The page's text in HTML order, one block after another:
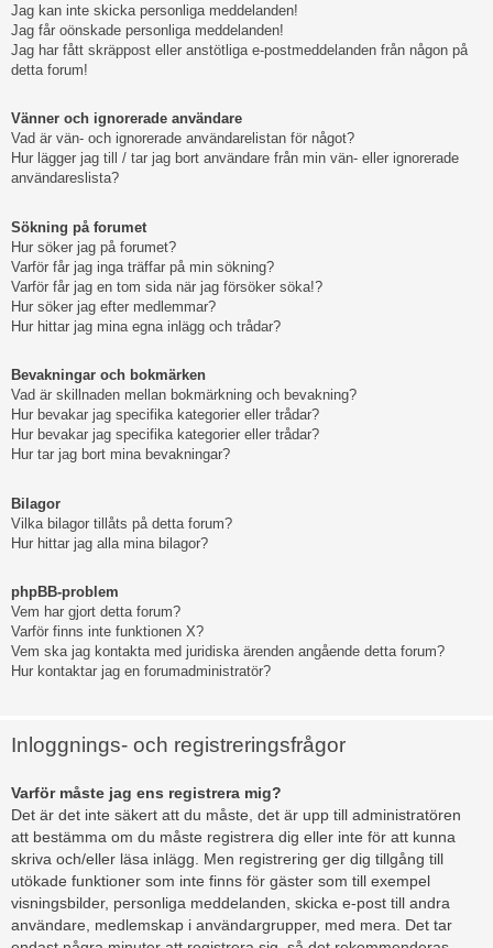
Jag kan inte skicka personliga meddelanden!
Jag får oönskade personliga meddelanden!
Jag har fått skräppost eller anstötliga e-postmeddelanden från någon på
detta forum!
Vänner och ignorerade användare
Vad är vän- och ignorerade användarelistan för något?
Hur lägger jag till / tar jag bort användare från min vän- eller ignorerade
användareslista?
Sökning på forumet
Hur söker jag på forumet?
Varför får jag inga träffar på min sökning?
Varför får jag en tom sida när jag försöker söka!?
Hur söker jag efter medlemmar?
Hur hittar jag mina egna inlägg och trådar?
Bevakningar och bokmärken
Vad är skillnaden mellan bokmärkning och bevakning?
Hur bevakar jag specifika kategorier eller trådar?
Hur bevakar jag specifika kategorier eller trådar?
Hur tar jag bort mina bevakningar?
Bilagor
Vilka bilagor tillåts på detta forum?
Hur hittar jag alla mina bilagor?
phpBB-problem
Vem har gjort detta forum?
Varför finns inte funktionen X?
Vem ska jag kontakta med juridiska ärenden angående detta forum?
Hur kontaktar jag en forumadministratör?
Inloggnings- och registreringsfrågor
Varför måste jag ens registrera mig?
Det är det inte säkert att du måste, det är upp till administratören
att bestämma om du måste registrera dig eller inte för att kunna
skriva och/eller läsa inlägg. Men registrering ger dig tillgång till
utökade funktioner som inte finns för gäster som till exempel
visningsbilder, personliga meddelanden, skicka e-post till andra
användare, medlemskap i användargrupper, med mera. Det tar